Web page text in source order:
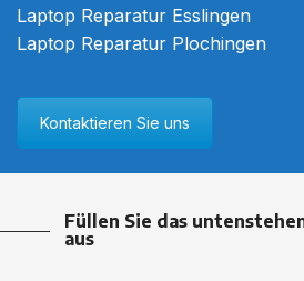
Laptop Reparatur Esslingen
Laptop Reparatur Plochingen
Kontaktieren Sie uns
Füllen Sie das
aus